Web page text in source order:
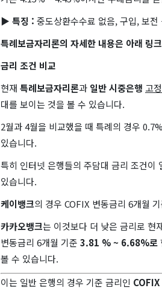
▶ 특징 : 중도상환수수료 없음, 구입, 보전
특례보금자리론의 자세한 내용은 아래 링
금리 조건 비교
현재 특례보금자리론과 일반 시중은행 고
대를 보이는 것을 볼 수 있습니다.
2월과 4월을 비교했을 때 특례의 경우
있습니다.
특히 인터넷 은행들의 주담대 금리 조건이
있습니다.
케이뱅크의 경우 COFIX 변동금리 6개월
카카오뱅크는 이것보다 더 낮은 금리로 현
변동금리 6개월 기준 3.81 % ~ 6.68%로
볼 수 있습니다.
이는 일반 은행의 경우 기준 금리인 COFIX